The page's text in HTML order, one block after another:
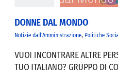
DONNE DAL MONDO
Notizie dall'Amministrazione, Politiche
VUOI INCONTRARE ALTRE
TUO ITALIANO? GRUPPO DI